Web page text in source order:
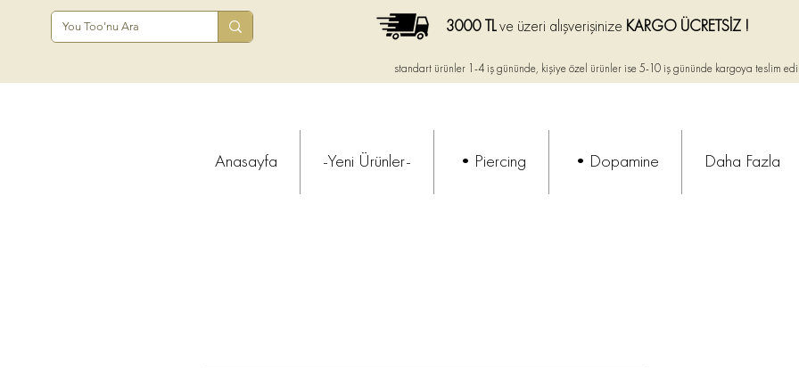
standart ürünler 1-4 iş gününde, kişiye özel ürünler ise 5-10 iş gününde kargoya teslim
3000 TLve üzeri alışverişinize KARGO ÜCRETSİZ !
Anasayfa -Yeni Ürünler- •Piercing •Dopamine Daha Fazla